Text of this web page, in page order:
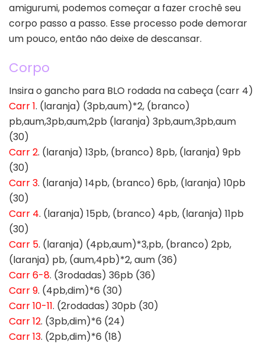
amigurumi, podemos começar a fazer crochê seu
corpo passo a passo. Esse processo pode demorar
um pouco, então não deixe de descansar.
Corpo
Insira o gancho para BLO rodada na cabeça (carr 4)
Carr 1. (laranja) (3pb,aum)*2, (branco)
pb,aum,3pb,aum,2pb (laranja) 3pb,aum,3pb,aum
(30)
Carr 2. (laranja) 13pb, (branco) 8pb, (laranja) 9pb
(30)
Carr 3. (laranja) 14pb, (branco) 6pb, (laranja) 10pb
(30)
Carr 4. (laranja) 15pb, (branco) 4pb, (laranja) 11pb
(30)
Carr 5. (laranja) (4pb,aum)*3,pb, (branco) 2pb,
(laranja) pb, (aum,4pb)*2, aum (36)
Carr 6-8. (3rodadas) 36pb (36)
Carr 9. (4pb,dim)*6 (30)
Carr 10-11. (2rodadas) 30pb (30)
Carr 12. (3pb,dim)*6 (24)
Carr 13. (2pb,dim)*6 (18)